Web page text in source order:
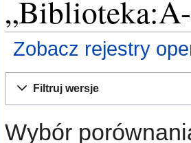
Zobacz rejestry
Filtruj wersje
Wybór